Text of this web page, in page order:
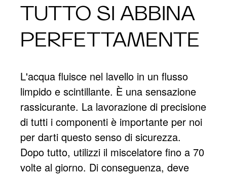
TUTTO SI ABBINA
PERFETTAMENTE
L'acqua fluisce nel lavello in un flusso
limpido e scintillante. È una sensazione
rassicurante. La lavorazione di precisione
di tutti i componenti è importante per noi
per darti questo senso di sicurezza.
Dopo tutto, utilizzi il miscelatore fino a 70
volte al giorno. Di conseguenza, deve